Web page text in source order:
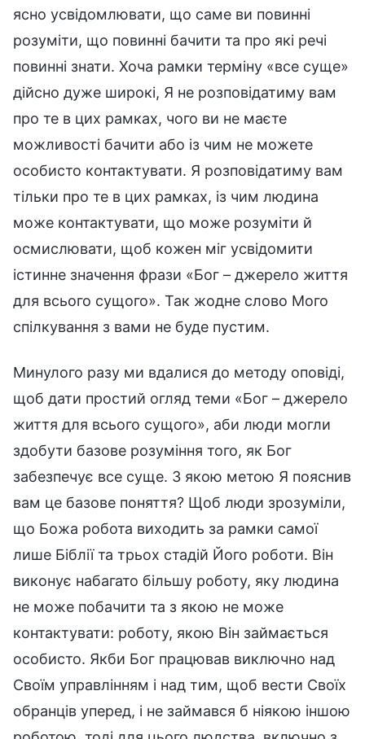
ясно усвідомлювати, що саме ви повинні
розуміти, що повинні бачити та про які речі
повинні знати. Хоча рамки терміну «все суще»
дійсно дуже широкі, Я не розповідатиму вам
про те в цих рамках, чого ви не маєте
можливості бачити або із чим не можете
особисто контактувати. Я розповідатиму вам
тільки про те в цих рамках, із чим людина
може контактувати, що може розуміти й
осмислювати, щоб кожен міг усвідомити
істинне значення фрази «Бог – джерело життя
для всього сущого». Так жодне слово Мого
спілкування з вами не буде пустим.
Минулого разу ми вдалися до методу оповіді,
щоб дати простий огляд теми «Бог – джерело
життя для всього сущого», аби люди могли
здобути базове розуміння того, як Бог
забезпечує все суще. З якою метою Я пояснив
вам це базове поняття? Щоб люди зрозуміли,
що Божа робота виходить за рамки самої
лише Біблії та трьох стадій Його роботи. Він
виконує набагато більшу роботу, яку людина
не може побачити та з якою не може
контактувати: роботу, якою Він займається
особисто. Якби Бог працював виключно над
Своїм управлінням і над тим, щоб вести Своїх
обранців уперед, і не займався б ніякою іншою